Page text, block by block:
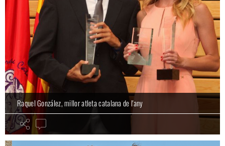
Raquel González, millor atleta catalana de l'any